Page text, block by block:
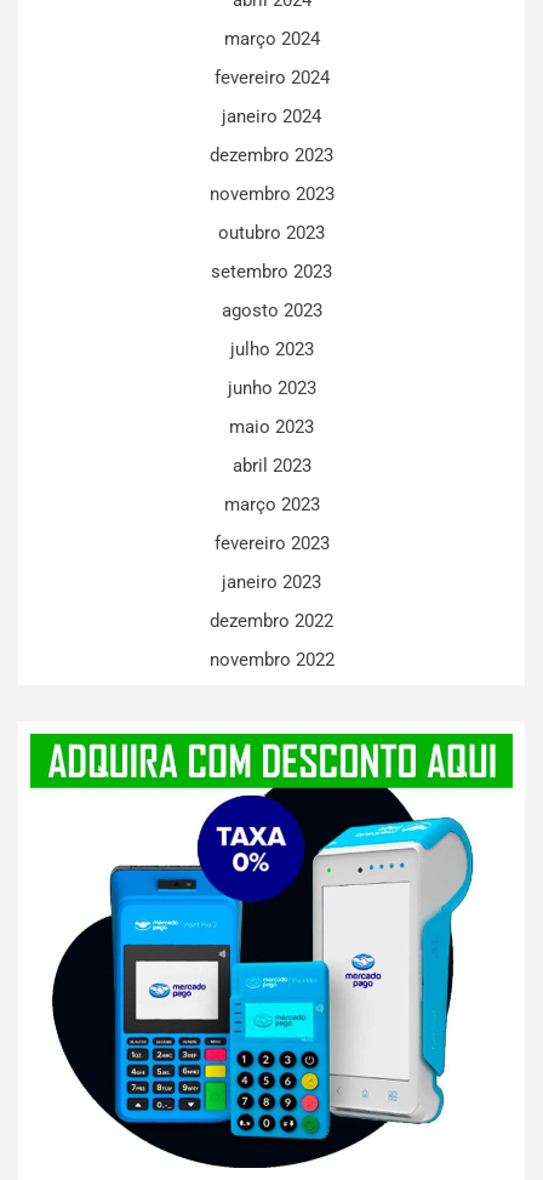
março 2024
fevereiro 2024
janeiro 2024
dezembro 2023
novembro 2023
outubro 2023
setembro 2023
agosto 2023
julho 2023
junho 2023
maio 2023
abril 2023
março 2023
fevereiro 2023
janeiro 2023
dezembro 2022
novembro 2022